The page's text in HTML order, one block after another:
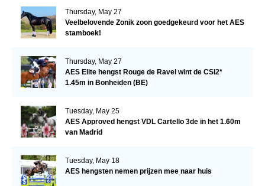
Thursday, May 27
Veelbelovende Zonik zoon goedgekeurd voor het AES
stamboek!
Thursday, May 27
AES Elite hengst Rouge de Ravel wint de CSI2*
1.45m in Bonheiden (BE)
Tuesday, May 25
AES Approved hengst VDL Cartello 3de in het 1.60m
van Madrid
Tuesday, May 18
AES hengsten nemen prijzen mee naar huis